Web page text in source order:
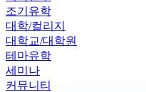
조기유학
대학/컬리지
대학교/대학원
테마유학
세미나
커뮤니티